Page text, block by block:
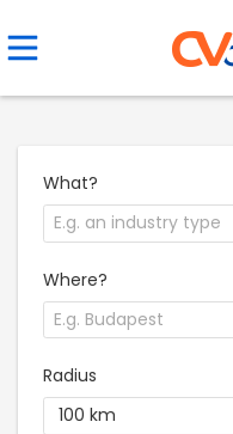
What?
Where?
Radius